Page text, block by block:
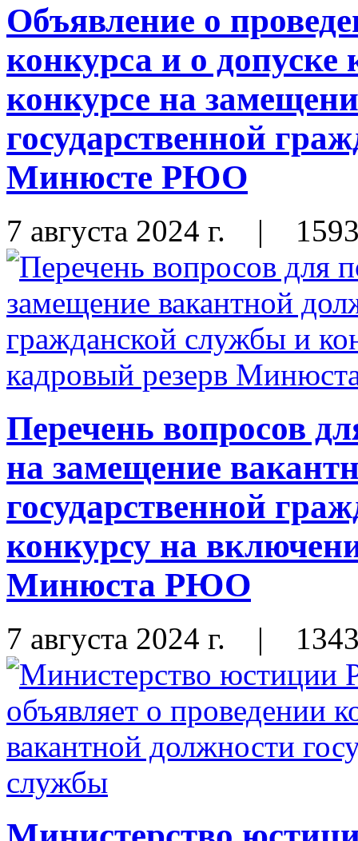
Объявление о
конкурса и о
конкурсе на
государственной
Минюсте РЮО
7 августа 2024 г. |
Перечень вопросов
на замещение
государственной
конкурсу на
Минюста РЮО
7 августа 2024 г. |